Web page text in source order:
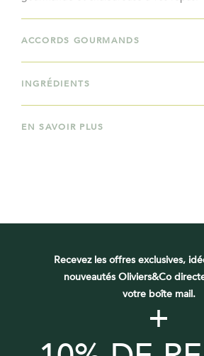
Recevez les offres exclusives,
nouveautés Oliviers&Co
votre boîte mail.
+
ACCORDS GOURMANDS
INGRÉDIENTS
EN SAVOIR PLUS